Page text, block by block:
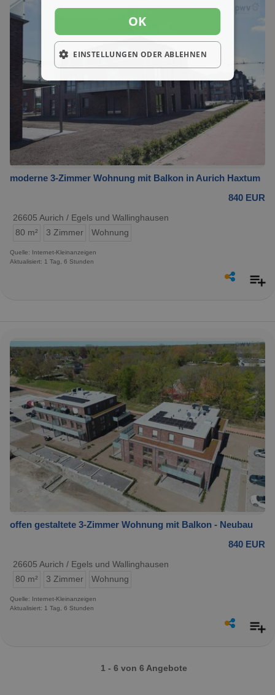
moderne 3-Zimmer Wohnung mit Balkon in Aurich Haxtum
840 EUR
26605 Aurich / Egels und Wallinghausen
80 m²
3 Zimmer Wohnung
Quelle: Internet-Kleinanzeigen
Aktualisiert: 1 Tag, 6 Stunden
offen gestaltete 3-Zimmer Wohnung mit Balkon - Neubau
840 EUR
26605 Aurich / Egels und Wallinghausen
80 m²
3 Zimmer Wohnung
Quelle: Internet-Kleinanzeigen
Aktualisiert: 1 Tag, 6 Stunden
1 - 6 von 6 Angebote
OK
EINSTELLUNGEN ODER ABLEHNEN